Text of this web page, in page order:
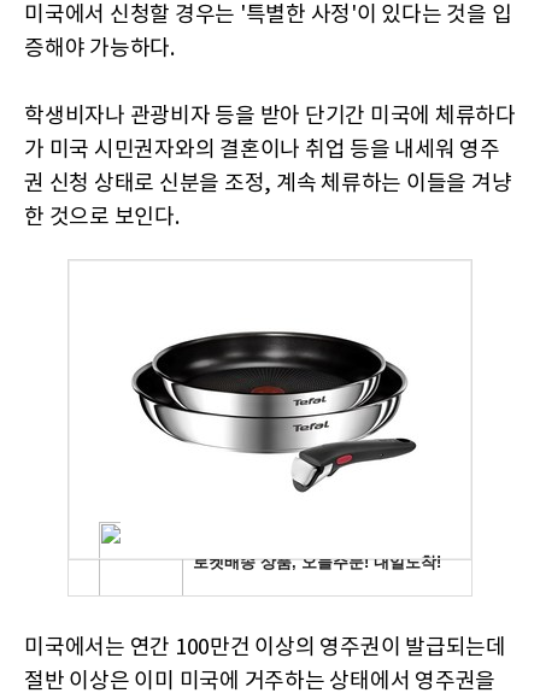
미국에서 신청할 경우는 '특별한 사정'이 있다는 것을 입
증해야 가능하다.
학생비자나 관광비자 등을 받아 단기간 미국에 체류하다
가 미국 시민권자와의 결혼이나 취업 등을 내세워 영주
권 신청 상태로 신분을 조정, 계속 체류하는 이들을 겨냥
한 것으로 보인다.
미국에서는 연간 100만건 이상의 영주권이 발급되는데
절반 이상은 이미 미국에 거주하는 상태에서 영주권을